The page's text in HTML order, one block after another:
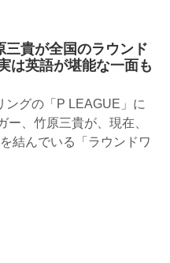
三貴が全国のラウンド
は英語が堪能な一面も
ングの「P LEAGUE」に
ー、竹原三貴が、現在、
結んでいる「ラウンドワ